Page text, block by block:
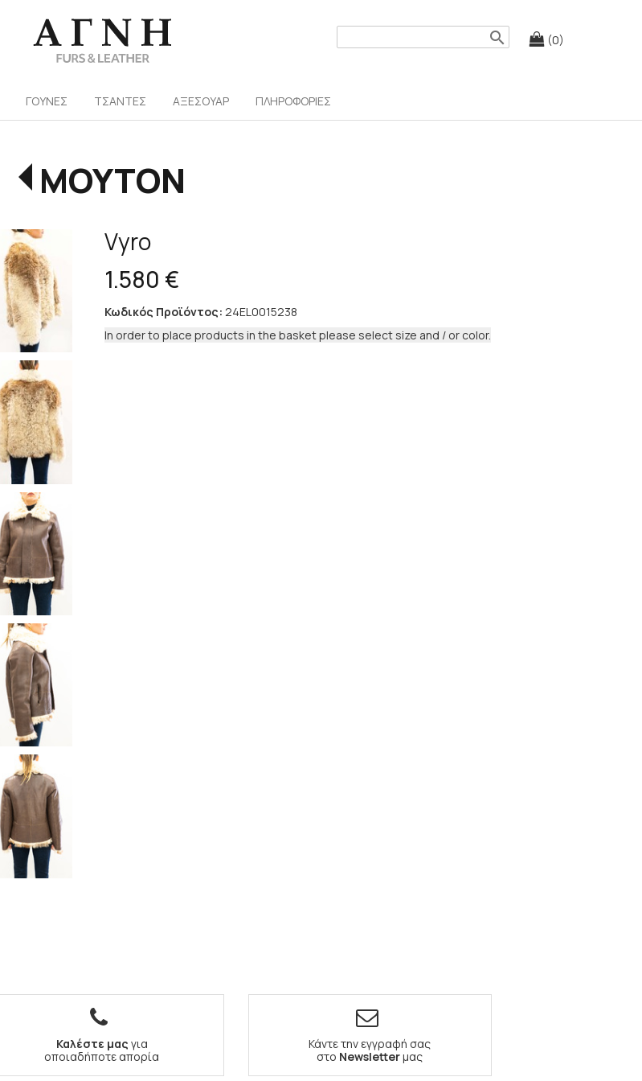
(0)
search
ΓΟΥΝΕΣ ΤΣΑΝΤΕΣ ΑΞΕΣΟΥΑΡ ΠΛΗΡΟΦΟΡΙΕΣ
ΜΟΥΤΟΝ
Vyro
1.580 €
Κωδικός Προϊόντος: 24EL0015238
In order to place products in the basket please select size and / or color.
Καλέστε μας για
οποιαδήποτε απορία
Κάντε την εγγραφή σας
στο Newsletterμας